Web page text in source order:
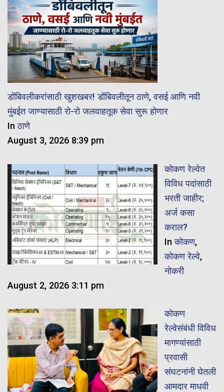
डोंबिवलीकरांसाठी खुशखबर! डोंबिवलीतून ठाणे, वसई आणि नवी
मुंबईत जाण्यासाठी रो-रो जलवाहतूक सेवा सुरू होणार
Inठाणे
August 3, 2026 8:39 pm
कोकण रेल्वेत
विविध पदांसाठी
भरती जाहीर;
अर्ज कसा
कराल?
Inकोकण,
कोकण रेल्वे,
नोकरी
August 2, 2026 3:11 pm
कोकण
रेल्वेसंबंधी विविध
मागण्यांसाठी
प्रवासी
संघटनांनी घेतली
आमदार माधवी